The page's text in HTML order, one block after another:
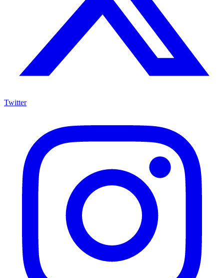
Twitter